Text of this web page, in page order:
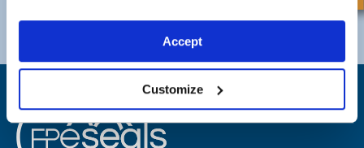
Accept
Customize
Telefono:+44 (0) 1325 282732
sales@fpeseals.com
Telefono:+44 (0) 1302727252